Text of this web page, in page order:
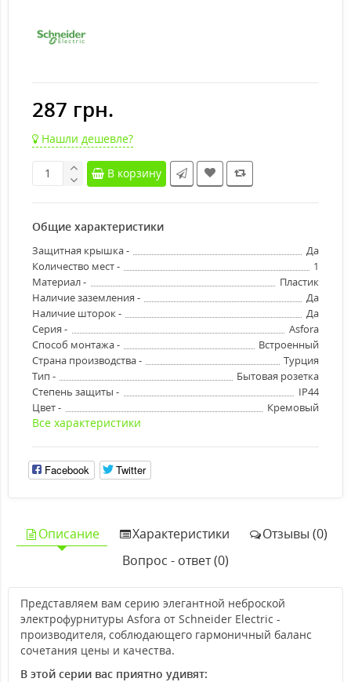
287 грн.
Нашли дешевле?
В корзину
Общие характеристики
Защитная крышка -
Да
Количество мест -
1
Материал -
Пластик
Наличие заземления -
Да
Наличие шторок -
Да
Серия -
Asfora
Способ монтажа -
Встроенный
Страна производства -
Турция
Тип -
Бытовая розетка
Степень защиты -
IP44
Цвет -
Кремовый
Все характеристики
Facebook Twitter
Описание Характеристики
Отзывы (0)
Вопрос - ответ (0)
Представляем вам серию элегантной неброской
электрофурнитуры Asfora от Schneider Electric -
производителя, соблюдающего гармоничный баланс
сочетания цены и качества.
В этой серии вас приятно удивят: